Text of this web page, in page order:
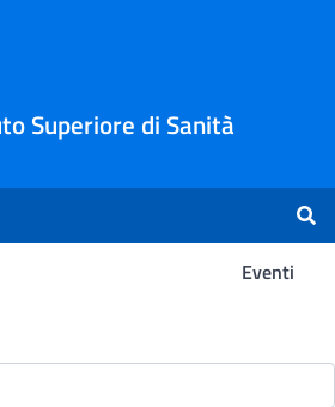
Superiore di Sanità
Eventi
Ricerca -